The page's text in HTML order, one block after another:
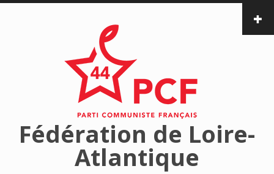
Aller au contenu principal
Fédération de Loire-
Atlantique